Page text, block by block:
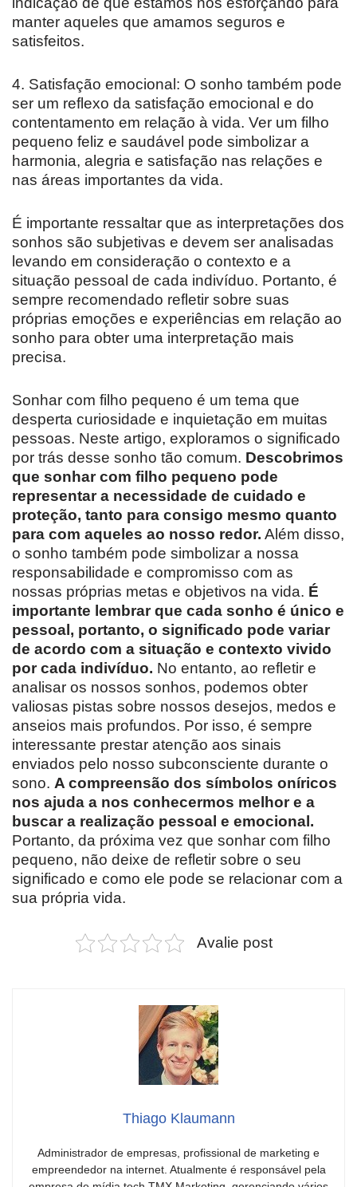
manter aqueles que amamos seguros e
satisfeitos.
4. Satisfação emocional: O sonho também pode
ser um reflexo da satisfação emocional e do
contentamento em relação à vida. Ver um filho
pequeno feliz e saudável pode simbolizar a
harmonia, alegria e satisfação nas relações e
nas áreas importantes da vida.
É importante ressaltar que as interpretações dos
sonhos são subjetivas e devem ser analisadas
levando em consideração o contexto e a
situação pessoal de cada indivíduo. Portanto, é
sempre recomendado refletir sobre suas
próprias emoções e experiências em relação ao
sonho para obter uma interpretação mais
precisa.
Sonhar com filho pequeno é um tema que
desperta curiosidade e inquietação em muitas
pessoas. Neste artigo, exploramos o significado
por trás desse sonho tão comum. Descobrimos
que sonhar com filho pequeno pode
representar a necessidade de cuidado e
proteção, tanto para consigo mesmo quanto
para com aqueles ao nosso redor. Além disso,
o sonho também pode simbolizar a nossa
responsabilidade e compromisso com as
nossas próprias metas e objetivos na vida. É
importante lembrar que cada sonho é único e
pessoal, portanto, o significado pode variar
de acordo com a situação e contexto vivido
por cada indivíduo. No entanto, ao refletir e
analisar os nossos sonhos, podemos obter
valiosas pistas sobre nossos desejos, medos e
anseios mais profundos. Por isso, é sempre
interessante prestar atenção aos sinais
enviados pelo nosso subconsciente durante o
sono. A compreensão dos símbolos oníricos
nos ajuda a nos conhecermos melhor e a
buscar a realização pessoal e emocional.
Portanto, da próxima vez que sonhar com filho
pequeno, não deixe de refletir sobre o seu
significado e como ele pode se relacionar com a
sua própria vida.
Avalie post
Thiago Klaumann
Administrador de empresas, profissional de marketing e
empreendedor na internet. Atualmente é responsável pela